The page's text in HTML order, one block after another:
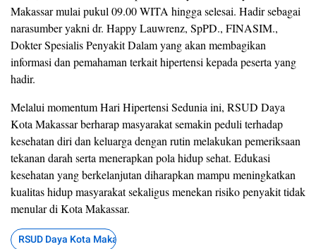
Makassar mulai pukul 09.00 WITA hingga selesai. Hadir sebagai
narasumber yakni dr. Happy Lauwrenz, SpPD., FINASIM.,
Dokter Spesialis Penyakit Dalam yang akan membagikan
informasi dan pemahaman terkait hipertensi kepada peserta yang
hadir.
Melalui momentum Hari Hipertensi Sedunia ini, RSUD Daya
Kota Makassar berharap masyarakat semakin peduli terhadap
kesehatan diri dan keluarga dengan rutin melakukan pemeriksaan
tekanan darah serta menerapkan pola hidup sehat. Edukasi
kesehatan yang berkelanjutan diharapkan mampu meningkatkan
kualitas hidup masyarakat sekaligus menekan risiko penyakit tidak
menular di Kota Makassar.
RSUD Daya Kota Makassar